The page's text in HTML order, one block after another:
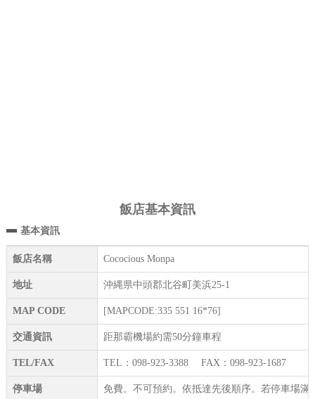
飯店基本資訊
基本資訊
飯店名稱 Cococious Monpa
地址 沖縄県中頭郡北谷町美浜25-1
MAP CODE [MAPCODE:335 551 16*76]
交通資訊 距那霸機場約需50分鐘車程
TEL/FAX TEL：098-923-3388 FAX：098-923-1687
停車場 免費。不可預約。依抵達先後順序。若停車場滿